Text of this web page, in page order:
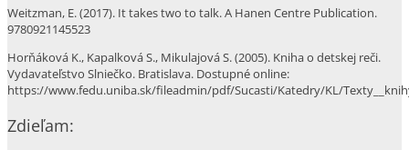
Weitzman, E. (2017). It takes two to talk. A Hanen Centre Publication.
9780921145523
Horňáková K., Kapalková S., Mikulajová S. (2005). Kniha o detskej reči.
Vydavateľstvo Slniečko. Bratislava. Dostupné online:
https://www.fedu.uniba.sk/fileadmin/pdf/Sucasti/Katedry/KL/
Zdieľam: